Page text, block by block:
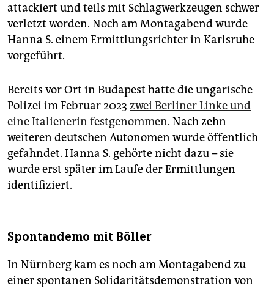
attackiert und teils mit Schlagwerkzeugen schwer
verletzt worden. Noch am Montagabend wurde
Hanna S. einem Ermittlungsrichter in Karlsruhe
vorgeführt.
Bereits vor Ort in Budapest hatte die ungarische
Polizei im Februar 2023 zwei Berliner Linke und
eine Italienerin festgenommen. Nach zehn
weiteren deutschen Autonomen wurde öffentlich
gefahndet. Hanna S. gehörte nicht dazu – sie
wurde erst später im Laufe der Ermittlungen
identifiziert.
Spontandemo mit Böller
In Nürnberg kam es noch am Montagabend zu
einer spontanen Solidaritätsdemonstration von